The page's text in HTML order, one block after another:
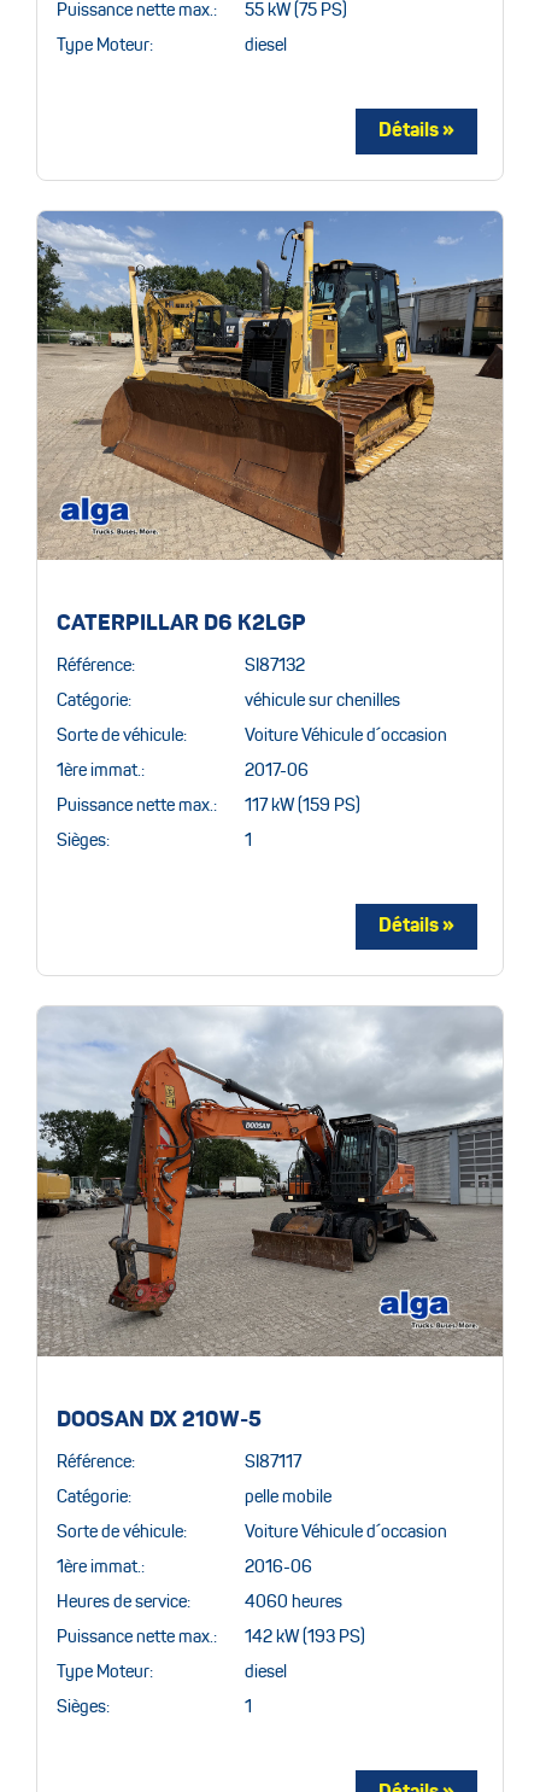
Puissance nette max.: 55 kW (75 PS)
Type Moteur: diesel
CATERPILLAR D6 K2LGP
Référence: SI87132
Catégorie: véhicule sur chenilles
Sorte de véhicule: Voiture Véhicule d´occasion
1ère immat.: 2017-06
Puissance nette max.: 117 kW (159 PS)
Sièges: 1
DOOSAN DX 210W-5
Référence: SI87117
Catégorie: pelle mobile
Sorte de véhicule: Voiture Véhicule d´occasion
1ère immat.: 2016-06
Heures de service: 4060 heures
Puissance nette max.: 142 kW (193 PS)
Type Moteur: diesel
Sièges: 1